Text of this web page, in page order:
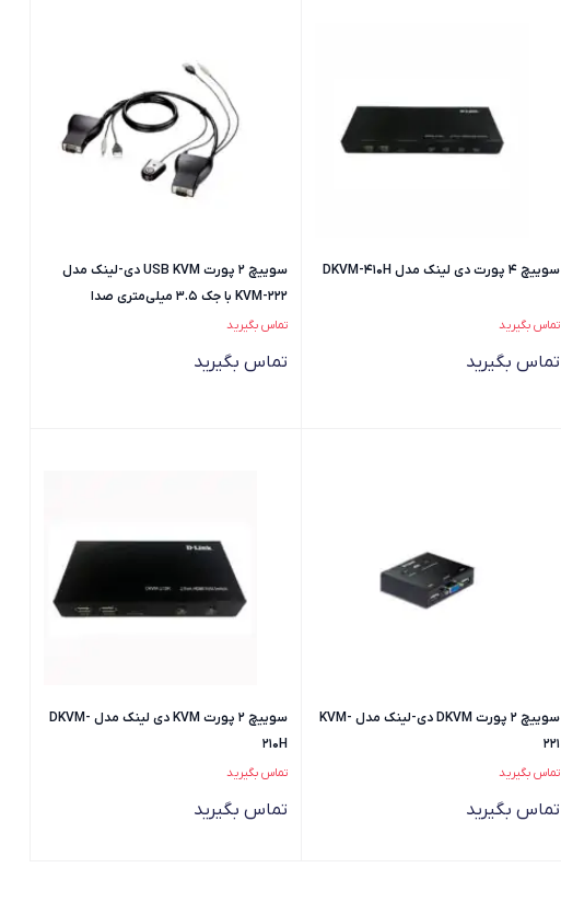
سوییچ 4 پورت دی لینک مدل DKVM-410H
تماس بگیرید
تماس بگیرید
سوییچ 2 پورت USB KVM دی-لینک مدل
KVM-222 با جک 3.5 میلی‌متری صدا
تماس بگیرید
تماس بگیرید
سوییچ 2 پورت DKVM دی-لینک مدل KVM-
221
تماس بگیرید
تماس بگیرید
سوییچ 2 پورت KVM دی لینک مدل DKVM-
210H
تماس بگیرید
تماس بگیرید